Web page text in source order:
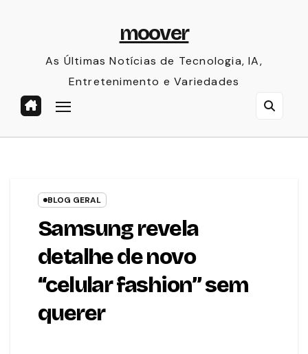
moover
As Últimas Notícias de Tecnologia, IA,
Entretenimento e Variedades
BLOG GERAL
Samsung revela
detalhe de novo
“celular fashion” sem
querer